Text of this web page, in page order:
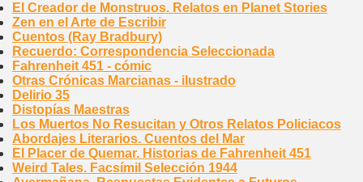
El Creador de Monstruos. Relatos en Planet Stories
Zen en el Arte de Escribir
Cuentos (Ray Bradbury)
Recuerdo: Correspondencia Seleccionada
Fahrenheit 451 - cómic
Otras Crónicas Marcianas - ilustrado
Delirio 35
Distopías Maestras
Los Muertos No Resucitan y Otros Relatos Policiacos
Abordajes Literarios. Cuentos del Mar
El Placer de Quemar. Historias de Fahrenheit 451
Weird Tales. Facsímil Selección 1944